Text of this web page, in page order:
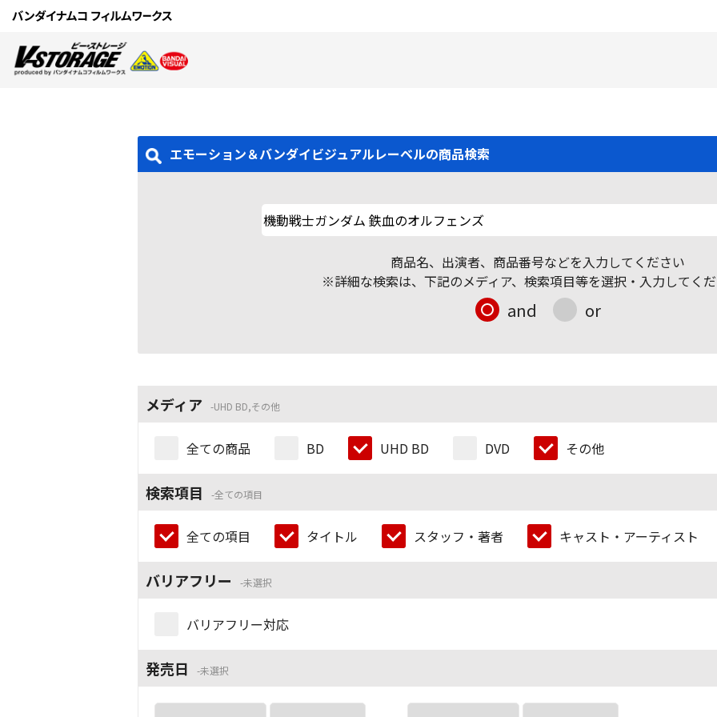
エモーション＆バンダイビジュアルレーベルの商品検索
商品名、出演者、商品番号などを入力してください
※詳細な検索は、下記のメディア、検索項目等を選択・入力してく
and or
メディア UHD BD,その他
全ての商品 BD UHD BD DVD その他
検索項目 全ての項目
全ての項目 タイトル スタッフ・著者 キャスト・アーティスト
バリアフリー 未選択
バリアフリー対応
発売日 未選択